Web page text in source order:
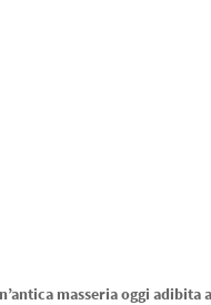
masseria oggi